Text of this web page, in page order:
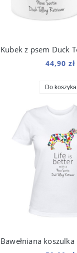
44,90 zł
Do koszyka